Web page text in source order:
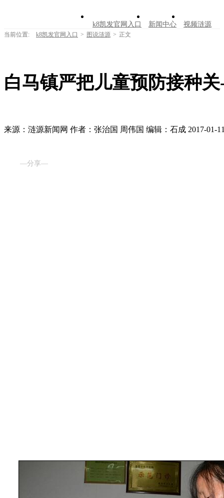
k8凯发官网入口 新闻中心 视频涟源
走进涟源
当前位置: k8凯发官网入口 > 图说涟源 > 正文
白马镇严把儿童预防接种
来源：涟源新闻网 作者：张治国 周伟国 编辑：石成 2017-01-
—分享—